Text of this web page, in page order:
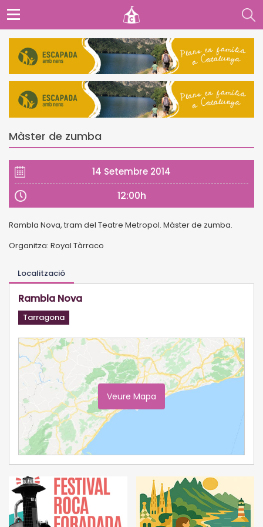
Màster de zumba
14 Setembre 2014
12:00h
Rambla Nova, tram del Teatre Metropol. Màster de zumba.
Organitza: Royal Tàrraco
Localització
Rambla Nova
Tarragona
Veure Mapa